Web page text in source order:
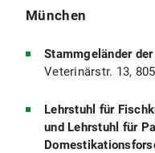
München
Stammgeländer
Veterinärstr. 13,
Lehrstuhl für
und Lehrstuhl für